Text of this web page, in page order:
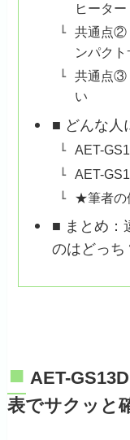
ヒーター
共通点②
ンパク
共通点③
い
■ どんな人
AET-
AET-
★筆者の
■ まとめ：
のはどっち
■ AET-
表でサクッと